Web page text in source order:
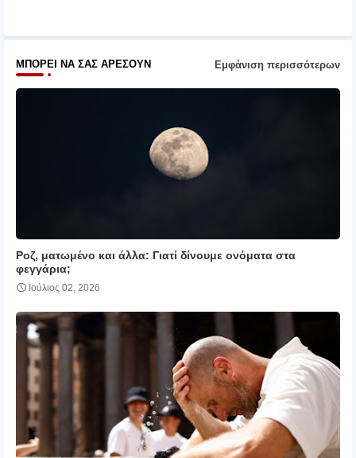
ΜΠΟΡΕΊ ΝΑ ΣΑΣ ΑΡΈΣΟΥΝ Εμφάνιση περισσότερων
Ροζ, ματωμένο και άλλα: Γιατί δίνουμε ονόματα στα
φεγγάρια;
Ιούλιος 02, 2026